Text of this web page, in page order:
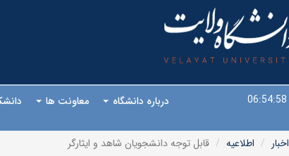
06:54:58 درباره دانشگاه معاونت ها
اخبار اطلاعیه قابل توجه دانشجویان شاهد و ایثارگر